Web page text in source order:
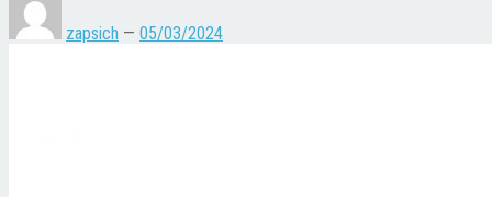
zapsich — 05/03/2024